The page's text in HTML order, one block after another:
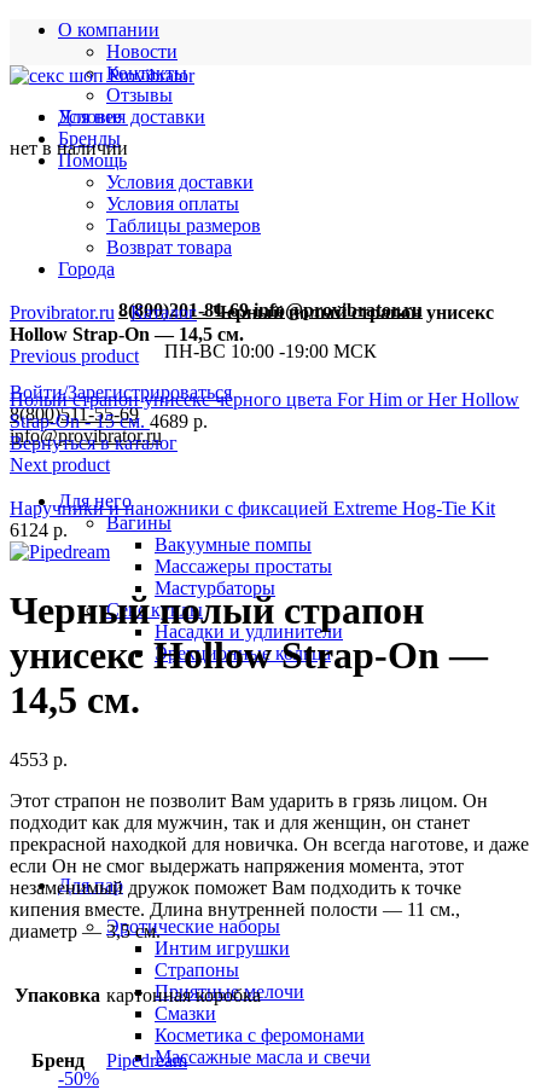
О компании
Новости
Контакты
Отзывы
Условия доставки
Бренды
Помощь
Условия доставки
Условия оплаты
Таблицы размеров
Возврат товара
Города
8(800)201-81-69 info@provibrator.ru
ПН-ВС 10:00 -19:00 МСК
Войти/Зарегистрироваться
8(800)511-55-69
info@provibrator.ru
Для нее
Для него
Вагины
Вакуумные помпы
Массажеры простаты
Мастурбаторы
Секс куклы
Насадки и удлинители
Эрекционные кольца
Для пар
Эротические наборы
Интим игрушки
Страпоны
Приятные мелочи
Смазки
Косметика с феромонами
Массажные масла и свечи
-50%
нет в наличии
Provibrator.ru -Каталог-Черный полый страпон унисекс
Hollow Strap-On — 14,5 см.
Previous product
Полый страпон унисекс черного цвета For Him or Her ​Hollow
Strap-On - 15 см. 4689 р.
Вернуться в каталог
Next product
Наручники и наножники с фиксацией Extreme Hog-Tie Kit
6124 р.
Черный полый страпон
унисекс Hollow Strap-On —
14,5 см.
4553 р.
Этот страпон не позволит Вам ударить в грязь лицом. Он
подходит как для мужчин, так и для женщин, он станет
прекрасной находкой для новичка. Он всегда наготове, и даже
если Он не смог выдержать напряжения момента, этот
незаменимый дружок поможет Вам подходить к точке
кипения вместе. Длина внутренней полости — 11 см.,
диаметр — 3,5 см.
Упаковка картонная коробка
Бренд Pipedream